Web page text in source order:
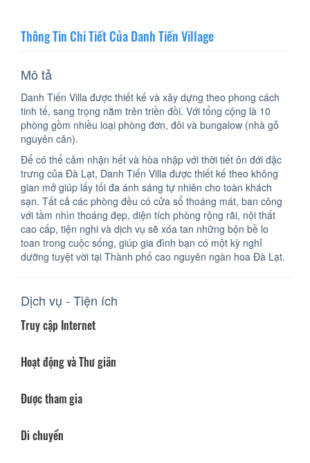
Thông Tin Chi Tiết Của Danh Tiến Village
Mô tả
Danh Tiến Villa được thiết kế và xây dựng theo phong cách
tinh tế, sang trọng nằm trên triền đồi. Với tổng cộng là 10
phòng gồm nhiều loại phòng đơn, đôi và bungalow (nhà gỗ
nguyên căn).
Để có thể cảm nhận hết và hòa nhập với thời tiết ôn đới đặc
trưng của Đà Lạt, Danh Tiến Villa được thiết kế theo không
gian mở giúp lấy tối đa ánh sáng tự nhiên cho toàn khách
sạn. Tất cả các phòng đều có cửa sổ thoáng mát, ban công
với tầm nhìn thoáng đẹp, diện tích phòng rộng rãi, nội thất
cao cấp, tiện nghi và dịch vụ sẽ xóa tan những bộn bề lo
toan trong cuộc sống, giúp gia đình bạn có một kỳ nghỉ
dưỡng tuyệt vời tại Thành phố cao nguyên ngàn hoa Đà Lạt.
Dịch vụ - Tiện ích
Truy cập Internet
Hoạt động và Thư giãn
Được tham gia
Di chuyển